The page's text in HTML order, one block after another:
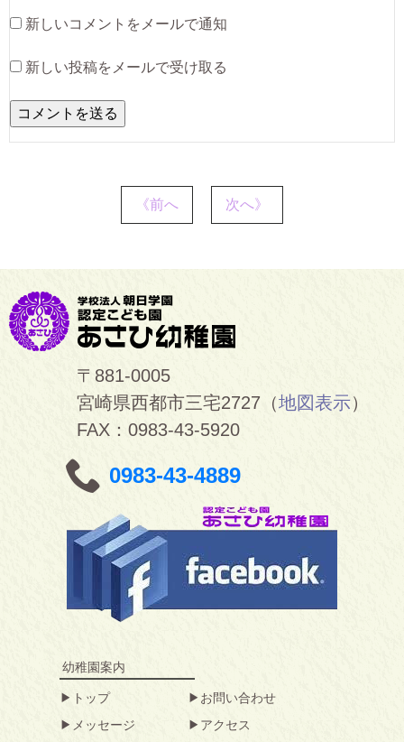
新しいコメントをメールで通知
新しい投稿をメールで受け取る
《前へ 次へ》
〒881-0005
宮崎県西都市三宅2727（地図表示）
FAX：0983-43-5920
0983-43-4889
幼稚園案内
トップ
メッセージ
お問い合わせ
アクセス